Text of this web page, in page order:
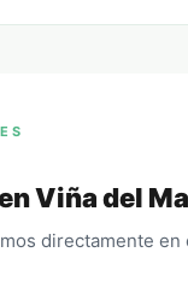
Viña del
directamente en